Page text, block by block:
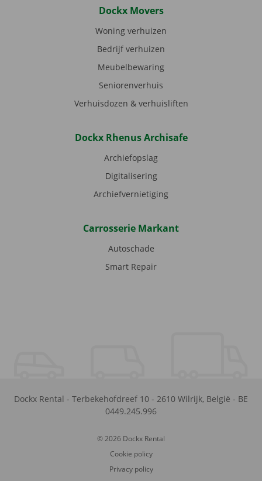
Dockx Movers
Woning verhuizen
Bedrijf verhuizen
Meubelbewaring
Seniorenverhuis
Verhuisdozen & verhuisliften
Dockx Rhenus Archisafe
Archiefopslag
Digitalisering
Archiefvernietiging
Carrosserie Markant
Autoschade
Smart Repair
Dockx Rental - Terbekehofdreef 10 - 2610 Wilrijk, België - BE
0449.245.996
© 2026 Dockx Rental
Cookie policy
Privacy policy